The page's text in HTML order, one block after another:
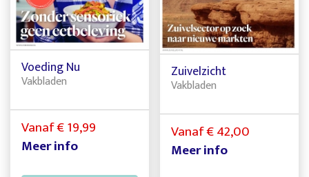
Voeding Nu
Vakbladen
Vanaf € 19,99
Meer info
Zuivelzicht
Vakbladen
Vanaf € 42,00
Meer info